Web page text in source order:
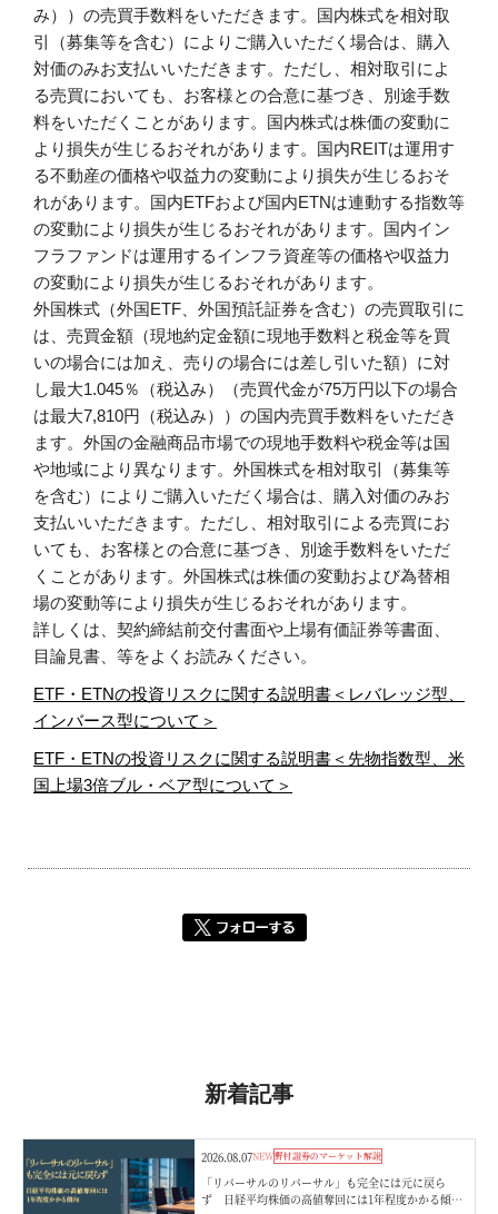
み））の売買手数料をいただきます。国内株式を相対取
引（募集等を含む）によりご購入いただく場合は、購入
対価のみお支払いいただきます。ただし、相対取引によ
る売買においても、お客様との合意に基づき、別途手数
料をいただくことがあります。国内株式は株価の変動に
より損失が生じるおそれがあります。国内REITは運用す
る不動産の価格や収益力の変動により損失が生じるおそ
れがあります。国内ETFおよび国内ETNは連動する指数等
の変動により損失が生じるおそれがあります。国内イン
フラファンドは運用するインフラ資産等の価格や収益力
の変動により損失が生じるおそれがあります。
外国株式（外国ETF、外国預託証券を含む）の売買取引に
は、売買金額（現地約定金額に現地手数料と税金等を買
いの場合には加え、売りの場合には差し引いた額）に対
し最大1.045％（税込み）（売買代金が75万円以下の場合
は最大7,810円（税込み））の国内売買手数料をいただき
ます。外国の金融商品市場での現地手数料や税金等は国
や地域により異なります。外国株式を相対取引（募集等
を含む）によりご購入いただく場合は、購入対価のみお
支払いいただきます。ただし、相対取引による売買にお
いても、お客様との合意に基づき、別途手数料をいただ
くことがあります。外国株式は株価の変動および為替相
場の変動等により損失が生じるおそれがあります。
詳しくは、契約締結前交付書面や上場有価証券等書面、
目論見書、等をよくお読みください。
ETF・ETNの投資リスクに関する説明書＜レバレッジ型、
インバース型について＞
ETF・ETNの投資リスクに関する説明書＜先物指数型、米
国上場3倍ブル・ベア型について＞
新着記事
2026.08.07NEW野村證券のマーケット解説
「リバーサルのリバーサル」も完全には元に戻ら
ず 日経平均株価の高値奪回には1年程度かかる傾